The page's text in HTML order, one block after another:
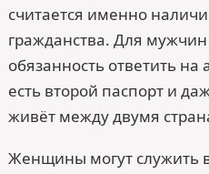
считается именно
гражданства. Для мужчин
обязанность ответить на
есть второй паспорт и
живёт между двумя
Женщины могут служить